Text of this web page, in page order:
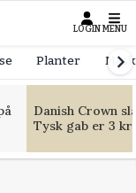
LOGIN MENU
Planter
Danish Crown
Tysk gab er 3